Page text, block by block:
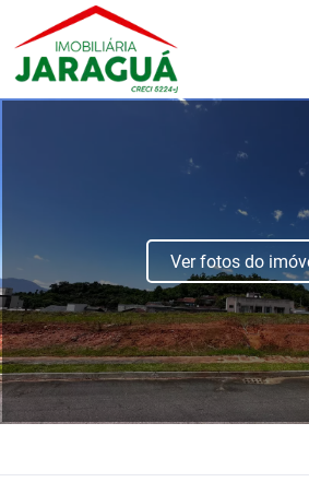
Ver fotos do